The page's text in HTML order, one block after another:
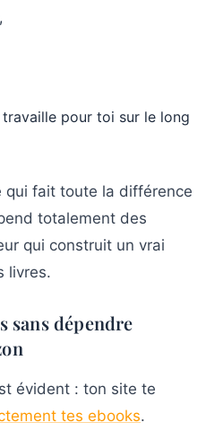
pour toi sur le long
qui fait toute la différence
totalement des
qui construit un vrai
livres.
sans dépendre
évident : ton site te
tes ebooks.